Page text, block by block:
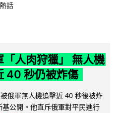
話
人肉狩獵」 無人機
40 秒仍被炸傷
俄軍無人機追擊近 40 秒後被炸
公開。他直斥俄軍對平民進行